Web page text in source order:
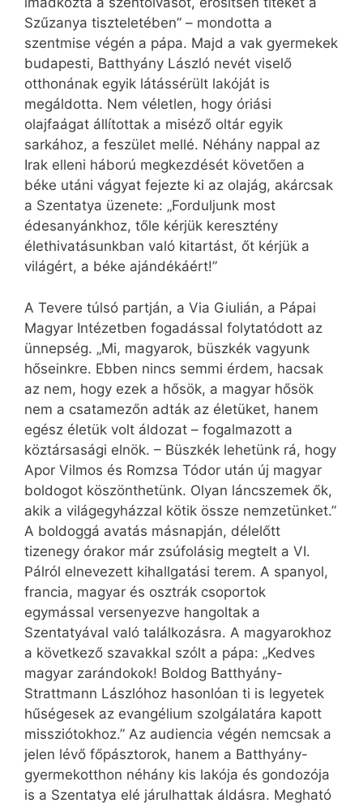
Szűzanya tiszteletében” – mondotta a
szentmise végén a pápa. Majd a vak gyermekek
budapesti, Batthyány László nevét viselő
otthonának egyik látássérült lakóját is
megáldotta. Nem véletlen, hogy óriási
olajfaágat állítottak a miséző oltár egyik
sarkához, a feszület mellé. Néhány nappal az
Irak elleni háború megkezdését követően a
béke utáni vágyat fejezte ki az olajág, akárcsak
a Szentatya üzenete: „Forduljunk most
édesanyánkhoz, tőle kérjük keresztény
élethivatásunkban való kitartást, őt kérjük a
világért, a béke ajándékáért!”
A Tevere túlsó partján, a Via Giulián, a Pápai
Magyar Intézetben fogadással folytatódott az
ünnepség. „Mi, magyarok, büszkék vagyunk
hőseinkre. Ebben nincs semmi érdem, hacsak
az nem, hogy ezek a hősök, a magyar hősök
nem a csatamezőn adták az életüket, hanem
egész életük volt áldozat – fogalmazott a
köztársasági elnök. – Büszkék lehetünk rá, hogy
Apor Vilmos és Romzsa Tódor után új magyar
boldogot köszönthetünk. Olyan láncszemek ők,
akik a világegyházzal kötik össze nemzetünket.”
A boldoggá avatás másnapján, délelőtt
tizenegy órakor már zsúfolásig megtelt a VI.
Pálról elnevezett kihallgatási terem. A spanyol,
francia, magyar és osztrák csoportok
egymással versenyezve hangoltak a
Szentatyával való találkozásra. A magyarokhoz
a következő szavakkal szólt a pápa: „Kedves
magyar zarándokok! Boldog Batthyány-
Strattmann Lászlóhoz hasonlóan ti is legyetek
hűségesek az evangélium szolgálatára kapott
missziótokhoz.” Az audiencia végén nemcsak a
jelen lévő főpásztorok, hanem a Batthyány-
gyermekotthon néhány kis lakója és gondozója
is a Szentatya elé járulhattak áldásra. Megható